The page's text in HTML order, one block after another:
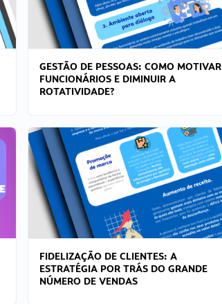
GESTÃO DE PESSOAS: COMO MOTIVAR
FUNCIONÁRIOS E DIMINUIR A
ROTATIVIDADE?
FIDELIZAÇÃO DE CLIENTES: A
ESTRATÉGIA POR TRÁS DO GRANDE
NÚMERO DE VENDAS